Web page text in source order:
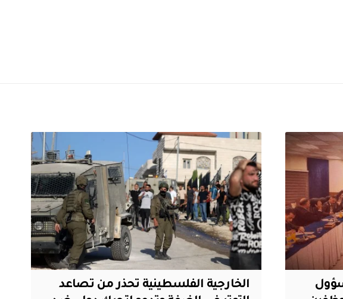
الخارجية الفلسطينية تحذر من تصاعد